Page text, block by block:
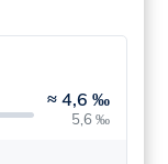
≈4,6 ‰
5,6 ‰